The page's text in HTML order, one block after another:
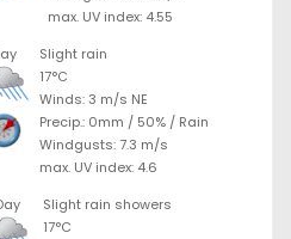
max. UV index: 4.55
Slight rain
17°C
Winds: 3 m/s NE
Precip.: 0mm / 50% / Rain
Windgusts: 7.3 m/s
max. UV index: 4.6
Slight rain showers
17°C